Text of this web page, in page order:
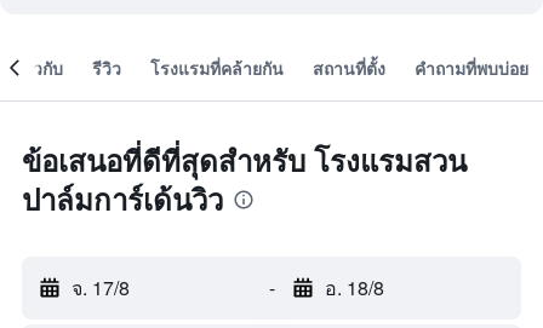
เกี่ยวกับ รีวิว โรงแรมที่คล้ายกัน สถานที่ตั้ง คำถามที่พบบ่อย
ข้อเสนอที่ดีที่สุดสำหรับ โรงแรมสวน
ปาล์มการ์เด้นวิว
จ. 17/8 - อ. 18/8